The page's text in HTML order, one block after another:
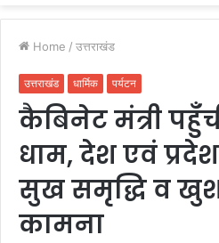
Home / उत्तराखंड
उत्तराखंड धार्मिक पर्यटन
कैबिनेट मंत्री
धाम, देश एवं
सुख समृद्धि व
कामना